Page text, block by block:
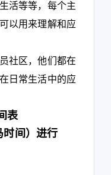
活等等，每个主
以用来理解和应
社区，他们都在
日常生活中的应
表
时间）进行